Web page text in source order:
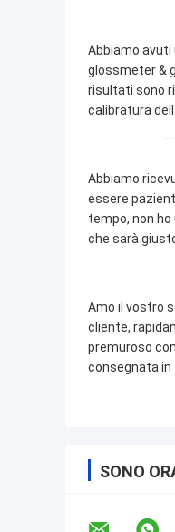
Abbiamo avuti
glossmeter &
risultati sono
calibratura
Abbiamo
essere
tempo, non
che sarà
Amo il vostro
cliente,
premuroso
consegnata in
SONO